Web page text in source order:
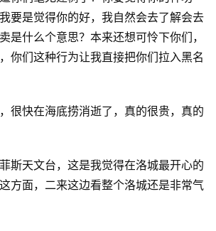
要是觉得你的好，我自然会去了解会去
是什么个意思？本来还想可怜下你们，
你们这种行为让我直接把你们拉入黑名
很快在海底捞消逝了，真的很贵，真的
斯天文台，这是我觉得在洛城最开心的
方面，二来这边看整个洛城还是非常气